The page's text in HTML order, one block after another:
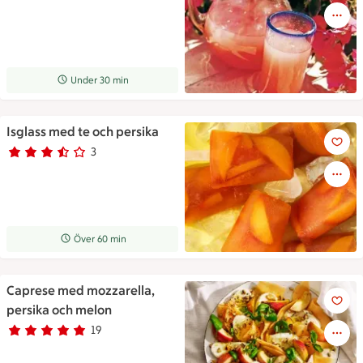
Receptet tar Under 30 min att tillaga
Under 30 min
Isglass med te och persika
Betyg 3.7 av 5. 3
3 personer har röstat
Receptet tar Över 60 min att tillaga
Över 60 min
Isglass med te och persika
Caprese med mozzarella,
persika och melon
Betyg 4.8 av 5. 19
19 personer har röstat
Vacker upplagda